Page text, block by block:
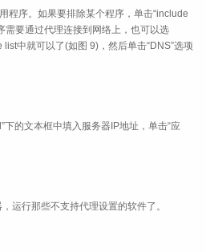
程序。如果要排除某个程序，单击“include
需要通过代理连接到网络上，也可以选
中就可以了(如图 9)，然后单击“DNS”选项
的文本框中填入服务器IP地址，单击“应
运行那些不支持代理设置的软件了。